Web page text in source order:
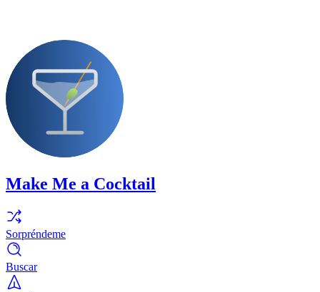
Make Me a Cocktail
Sorpréndeme
Buscar